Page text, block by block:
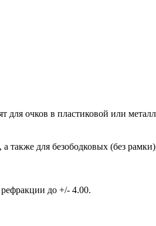
очков в пластиковой или
также для безободковых (без
до +/- 4.00.